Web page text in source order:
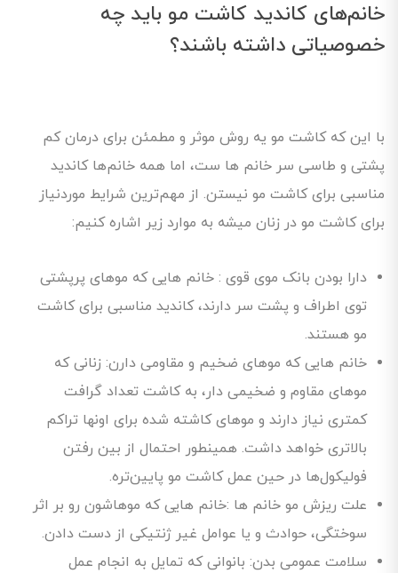
خانم‌های کاندید کاشت مو باید چه
خصوصیاتی داشته باشند؟
با این که کاشت مو یه روش موثر و مطمئن برای درمان کم
پشتی و طاسی سر خانم ها ست، اما همه خانم‌ها کاندید
مناسبی برای کاشت مو نیستن. از مهم‌ترین شرایط موردنیاز
برای کاشت مو در زنان میشه به موارد زیر اشاره کنیم:
دارا بودن بانک موی قوی : خانم هایی که موهای پرپشتی
توی اطراف و پشت سر دارند، کاندید مناسبی برای کاشت
مو هستند.
خانم هایی که موهای ضخیم و مقاومی دارن: زنانی که
موهای مقاوم و ضخیمی دار، به کاشت تعداد گرافت
کمتری نیاز دارند و موهای کاشته شده برای اونها تراکم
بالاتری خواهد داشت. همینطور احتمال از بین رفتن
فولیکول‌ها در حین عمل کاشت مو پایین‌تره.
علت ریزش مو خانم ها :خانم هایی که موهاشون رو بر اثر
سوختگی، حوادث و یا عوامل غیر ژنتیکی از دست دادن.
سلامت عمومی بدن: بانوانی که تمایل به انجام عمل